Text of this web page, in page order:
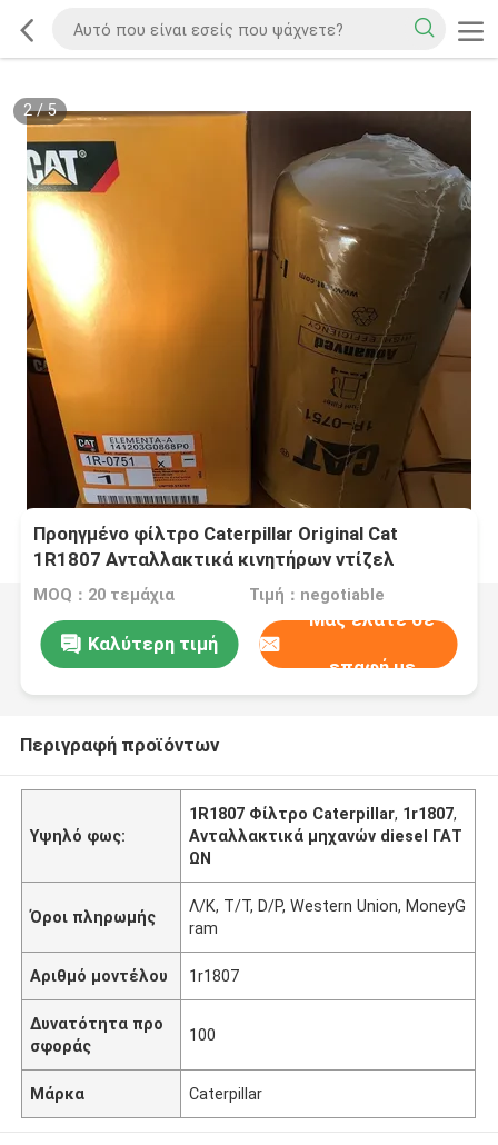
2/5
Προηγμένο φίλτρο Caterpillar Original Cat
1R1807 Ανταλλακτικά κινητήρων ντίζελ
MOQ：20 τεμάχια Τιμή：negotiable
Καλύτερη τιμή
Μας ελάτε σε
επαφή με
Περιγραφή προϊόντων
Υψηλό φως:
1R1807 Φίλτρο Caterpillar, 1r1807,
Ανταλλακτικά μηχανών diesel ΓΑΤ
ΩΝ
Όροι πληρωμής
Λ/Κ, T/T, D/P, Western Union, MoneyG
ram
Αριθμό μοντέλου 1r1807
Δυνατότητα προ
σφοράς
100
Μάρκα Caterpillar